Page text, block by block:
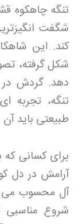
تنگه چاهکوه
شگفت‌
کند. این
شکل گرفته،
دهد. گردش در
تنگه،
طبیعتی باید آن
برای کسانی
آرامش در دل
آل محسوب
شروع مناسبی